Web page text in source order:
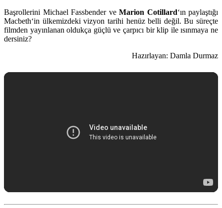
Başrollerini Michael Fassbenderve Marion Cotillard‘ın paylaştığı
Macbeth‘in ülkemizdeki vizyon tarihi henüz belli değil. Bu süreçte
filmden yayınlanan oldukça güçlü ve çarpıcı bir klip ile ısınmaya ne
dersiniz?
Hazırlayan: Damla Durmaz